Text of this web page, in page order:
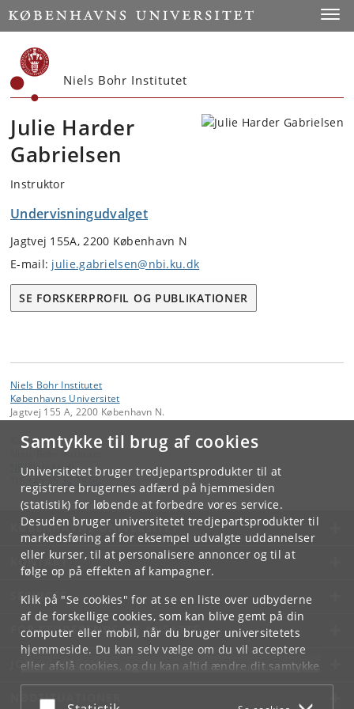
Samtykke til brug af cookies
Universitetet bruger tredjepartsprodukter til at
registrere brugernes adfærd på hjemmesiden
(statistik) for løbende at forbedre vores service.
Desuden bruger universitetet tredjepartsprodukter til
markedsføring af for eksempel udvalgte uddannelser
eller kurser, til at personalisere annoncer og til at
følge op på effekten af kampagner.
Klik på "Se cookies" for at se en liste over udbyderne
af de forskellige cookies, som kan blive gemt på din
computer eller mobil, når du bruger universitetets
hjemmeside. Du kan selv vælge om du vil acceptere
eller afslå cookies, og du kan altid ændre dit samtykke
underCookie- og privatlivspolitiksom du finder i
bunden af hver side.
Start
Niels Bohr Institutet
Julie Harder
Gabrielsen
Instruktor
Undervisningudvalget
Jagtvej 155A, 2200 København N
E-mail: julie.gabrielsen@nbi.ku.dk
SE FORSKERPROFIL OG PUBLIKATIONER
Niels Bohr Institutet
Københavns Universitet
Jagtvej 155 A, 2200 København N.
Kontakt:
Niels Bohr Institutet
NBI@ nbi ku.dk
KØBENHAVNS UNIVERSITET
KONTAKT
SERVICES
FOR STUDERENDE OG ANSATTE
JOB OG KARRIERE
NØDSITUATIONER